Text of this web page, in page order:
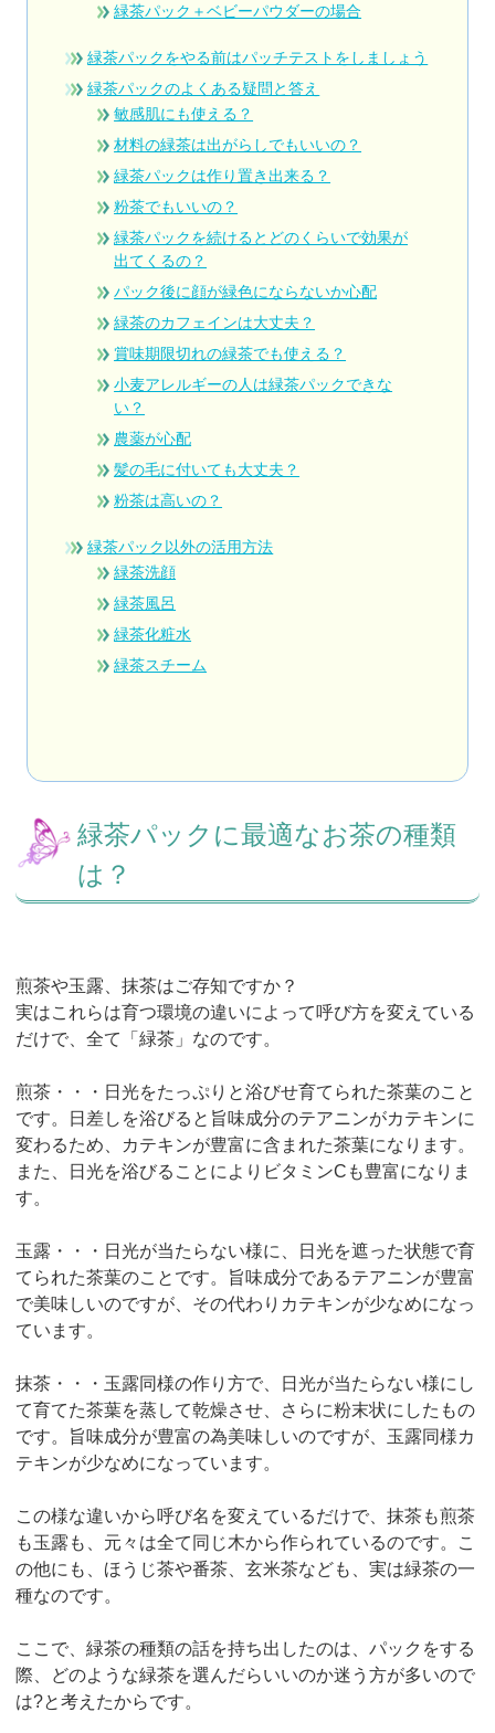
緑茶パック＋ベビーパウダーの場合
緑茶パックをやる前はパッチテストをしましょう
緑茶パックのよくある疑問と答え
敏感肌にも使える？
材料の緑茶は出がらしでもいいの？
緑茶パックは作り置き出来る？
粉茶でもいいの？
緑茶パックを続けるとどのくらいで効果が
出てくるの？
パック後に顔が緑色にならないか心配
緑茶のカフェインは大丈夫？
賞味期限切れの緑茶でも使える？
小麦アレルギーの人は緑茶パックできな
い？
農薬が心配
髪の毛に付いても大丈夫？
粉茶は高いの？
緑茶パック以外の活用方法
緑茶洗顔
緑茶風呂
緑茶化粧水
緑茶スチーム
緑茶パックに最適なお茶の種類
は？
煎茶や玉露、抹茶はご存知ですか？
実はこれらは育つ環境の違いによって呼び方を変えている
だけで、全て「緑茶」なのです。
煎茶・・・日光をたっぷりと浴びせ育てられた茶葉のこと
です。日差しを浴びると旨味成分のテアニンがカテキンに
変わるため、カテキンが豊富に含まれた茶葉になります。
また、日光を浴びることによりビタミンCも豊富になりま
す。
玉露・・・日光が当たらない様に、日光を遮った状態で育
てられた茶葉のことです。旨味成分であるテアニンが豊富
で美味しいのですが、その代わりカテキンが少なめになっ
ています。
抹茶・・・玉露同様の作り方で、日光が当たらない様にし
て育てた茶葉を蒸して乾燥させ、さらに粉末状にしたもの
です。旨味成分が豊富の為美味しいのですが、玉露同様カ
テキンが少なめになっています。
この様な違いから呼び名を変えているだけで、抹茶も煎茶
も玉露も、元々は全て同じ木から作られているのです。こ
の他にも、ほうじ茶や番茶、玄米茶なども、実は緑茶の一
種なのです。
ここで、緑茶の種類の話を持ち出したのは、パックをする
際、どのような緑茶を選んだらいいのか迷う方が多いので
は?と考えたからです。